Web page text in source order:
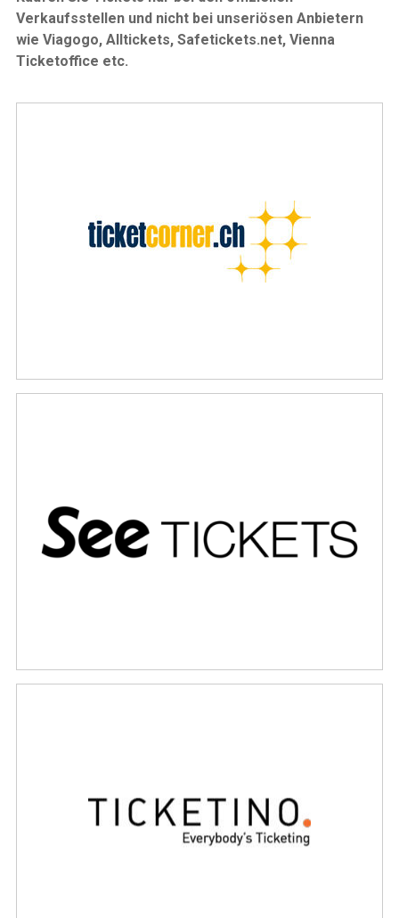
Verkaufsstellen und nicht bei unseriösen Anbietern
wie Viagogo, Alltickets, Safetickets.net, Vienna
Ticketoffice etc.